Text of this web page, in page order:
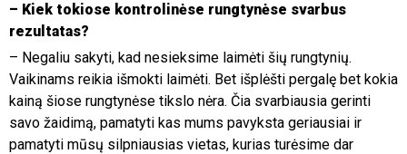
– Kiek tokiose kontrolinėse rungtynėse svarbus
rezultatas?
– Negaliu sakyti, kad nesieksime laimėti šių rungtynių.
Vaikinams reikia išmokti laimėti. Bet išplėšti pergalę bet kokia
kainą šiose rungtynėse tikslo nėra. Čia svarbiausia gerinti
savo žaidimą, pamatyti kas mums pavyksta geriausiai ir
pamatyti mūsų silpniausias vietas, kurias turėsime dar